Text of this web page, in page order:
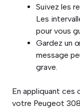
Suivez les
Les
pour vous
Gardez un
message
grave.
En appliquant ces
votre Peugeot